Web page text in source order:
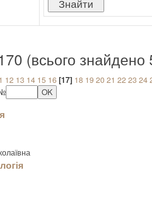
(всього знайдено
12 13 14 15 16 [17] 18 19 20 21 22 23 24